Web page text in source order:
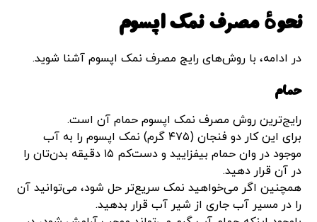
نحوهٔ مصرف نمک اپسوم
در ادامه، با روش‌های رایج مصرف نمک اپسوم آشنا شوید.
حمام
رایج‌ترین روش مصرف نمک اپسوم حمام آن است.
برای این کار دو فنجان (۴۷۵ گرم) نمک اپسوم را به آب
موجود در وان حمام بیفزایید و دست‌کم ۱۵ دقیقه بدن‌تان را
در آن قرار دهید.
همچنین اگر می‌خواهید نمک سریع‌تر حل شود، می‌توانید آن
را در مسیر آب جاری از شیر آب قرار بدهید.